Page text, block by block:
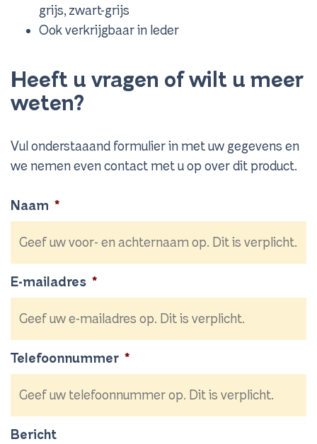
grijs, zwart-grijs
Ook verkrijgbaar in leder
Heeft u vragen of wilt u meer
weten?
Vul onderstaaand formulier in met uw gegevens en
we nemen even contact met u op over dit product.
Naam *
E-mailadres *
Telefoonnummer *
Bericht